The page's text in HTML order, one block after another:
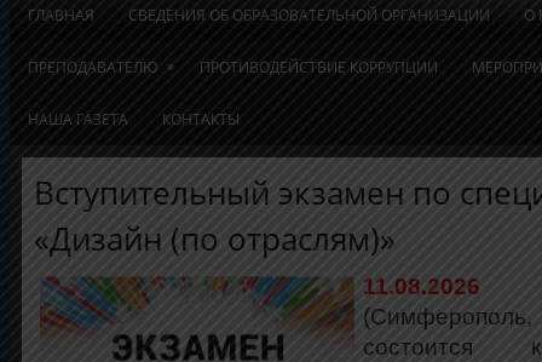
ГЛАВНАЯ СВЕДЕНИЯ ОБ ОБРАЗОВАТЕЛЬНОЙ ОРГАНИЗАЦИИ О
ПРЕПОДАВАТЕЛЮ » ПРОТИВОДЕЙСТВИЕ КОРРУПЦИИ
НАША ГАЗЕТА КОНТАКТЫ
Вступительный экзамен по
«Дизайн (по отраслям)»
(Симферополь,
состоится